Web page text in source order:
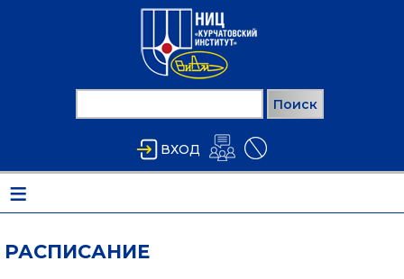
Перейти к основному содержанию
ВХОД
≡
РАСПИСАНИЕ